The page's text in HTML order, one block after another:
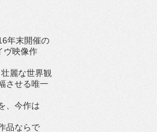
年末開催の
ヴ映像作
麗な世界観
させる唯一
、今作は
品ならで